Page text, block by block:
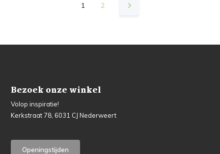
1 2
Bezoek onze winkel
Volop inspiratie!
Kerkstraat 78, 6031 CJ Nederweert
Openingstijden